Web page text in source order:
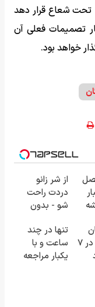
تحت شعاع قرار دهد
تصمیمات فعلی آن
خواهد بود.
از شر زانو
دردت راحت
شو - بدون
جای زخم در ۷
تنها در چند
ساعت و با
یکبار مراجعه